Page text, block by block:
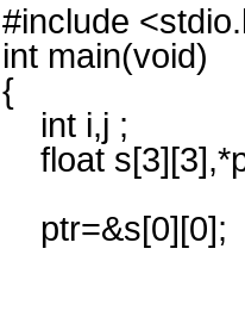
#include
int main(void)
{
int i,j ;
float
ptr=&s[0][0];